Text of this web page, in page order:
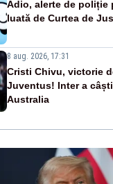
Adio, alerte de poliție
luată de Curtea de
8 aug. 2026, 17:31
Cristi Chivu, victorie
Juventus! Inter a
Australia